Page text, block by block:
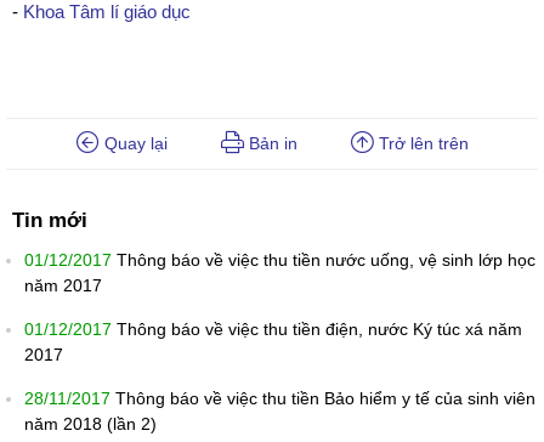
- Khoa Tâm lí giáo dục
Quay lại Bản in Trở lên trên
Tin mới
01/12/2017 Thông báo về việc thu tiền nước uống, vệ sinh lớp học
năm 2017
01/12/2017 Thông báo về việc thu tiền điện, nước Ký túc xá năm
2017
28/11/2017 Thông báo về việc thu tiền Bảo hiểm y tế của sinh viên
năm 2018 (lần 2)